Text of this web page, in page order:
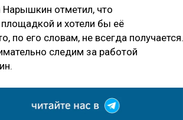
отметил, что
и хотели бы её
по его словам, не всегда получается.
следим за работой